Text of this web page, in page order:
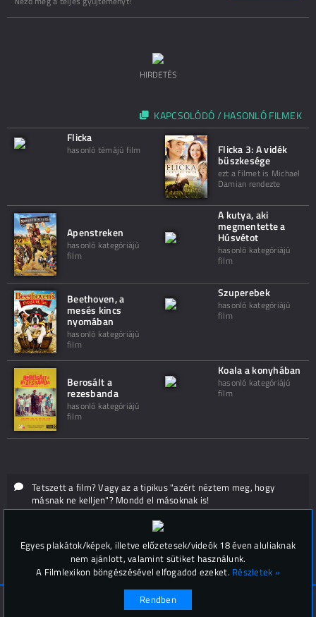
HIRDETÉS
KAPCSOLÓDÓ / HASONLÓ FILMEK
Flicka
hasonló témájú film Flicka 3: A vidék
büszkesége
ezt a filmet is Michael
Damian rendezte
Apenstreken
hasonló kategóriájú
film
A kutya, aki
megmentette a
Húsvétot
hasonló kategóriájú
film
Beethoven, a
mesés kincs
nyomában
hasonló kategóriájú
film
Szuperebek
hasonló kategóriájú
film
Berosált a
rezesbanda
hasonló kategóriájú
film
Koala a konyhában
hasonló kategóriájú
film
Tetszett a film? Vagy az a tipikus "azért néztem meg, hogy
másnak ne kelljen"? Mondd el másoknak is!
Hozzászólások (
© Filmlexikon 2019-2026
Kapcsolat, impresszum
Egyes plakátok/képek, illetve előzetesek/videók 18 éven aluliaknak
nem ajánlott, valamint sütiket használunk.
A Filmlexikon böngészésével elfogadod ezeket. Részletek »
Rendben